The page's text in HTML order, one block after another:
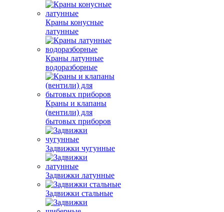
Краны конусные
латунные
Краны латунные
водоразборные
Краны и клапаны
(вентили) для
бытовых приборов
Задвижки чугунные
Задвижки латунные
Задвижки стальные